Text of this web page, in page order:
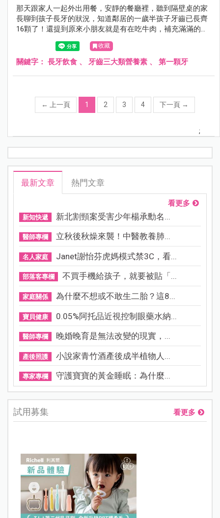
那天跟家人一起外出用餐，安靜的餐廳裡，聽到隔壁桌的家
長聊到孩子長牙的狀況，知道鄰居的一歲半孩子牙齒已長齊
16顆了！還提到原來小朋友就是有在吃牛肉，補充滿滿的鈣
質，牙才長得好！怎麼…聽起來覺得怪怪的呀！阿包醫生來
幫大家補充寶包的長牙飲食資訊。
收藏
關鍵字： 長牙飲食 、 牙齒三大類營養素 、 第一顆牙
← 上一頁 1 2 3 4 下一頁 →
;
最新文章 熱門文章
看更多
新知快遞 新北割頸案受害少年楊承勳名...
醫師專欄 立秋後秋燥來襲！中醫教養肺...
名人家庭 Janet謝怡芬虎媽模式禁3C，看...
部落客專欄 不買手機給孩子，就要被貼「...
家庭關係 為什麼不想或不敢生二胎？這8...
寶貝健康 0.05%阿托品近視控制眼藥水納...
醫師專欄 晚婚晚育是無法改變的現實，...
產後照護 小說家青竹酒產後成半植物人...
專家專欄 守護寶寶的黃金睡眠：為什麼...
試用募集 看更多